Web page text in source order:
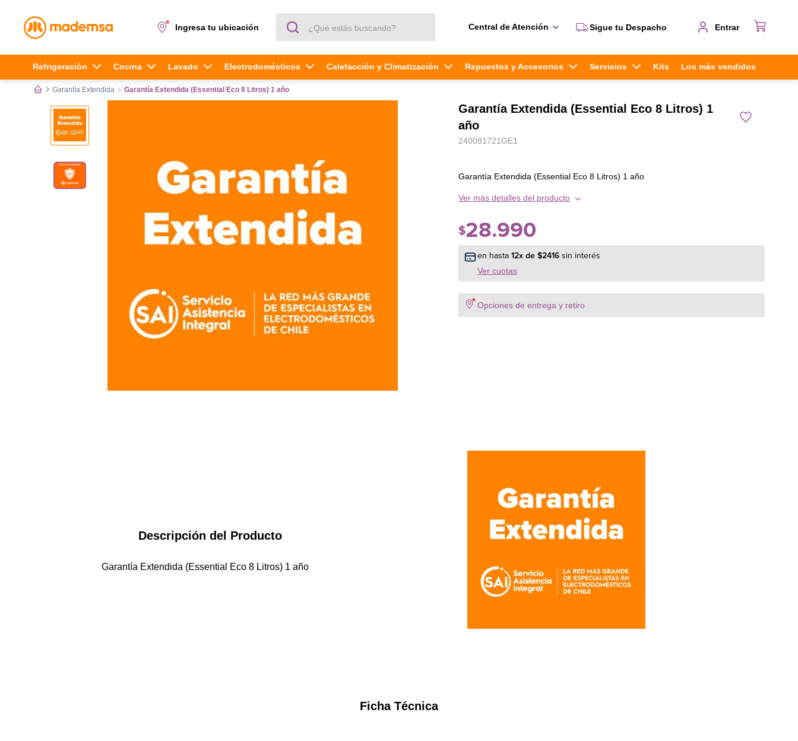
Ingresa tu ubicación
Términos más buscados
1. cocina 4 platos
lavadora
refrigerador
secadora
Central de Atención Sigue tu Despacho Entrar
Refrigeración Cocina Lavado Electrodomésticos Calefacción y Climatización Repuestos y Accesorios Servicios Kits Los más vendidos
Garantía Extendida Garantía Extendida (Essential Eco 8 Litros) 1 año
Garantía Extendida (Essential Eco 8 Litros) 1
año
240081721GE1
Garantía Extendida (Essential Eco 8 Litros) 1 año
Ver más detalles del producto
$28.990
en hasta 12x de $2416 sin interés
Ver cuotas
Opciones de entrega y retiro
Descripción del Producto
Garantía Extendida (Essential Eco 8 Litros) 1 año
Ficha Técnica